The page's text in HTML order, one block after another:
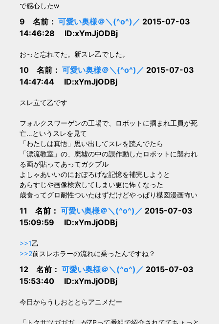
で感心したw
9 名前： 可愛い奥様＠＼(^o^)／ 2015-07-03
14:46:28 ID:xYmJjODBj
おっと忘れてた。新スレ乙でした。
10 名前： 可愛い奥様＠＼(^o^)／ 2015-07-03
14:47:44 ID:xYmJjODBj
スレ立て乙です
フォルクスワーゲンの工場で、ロボットに掴まれ工員が死
亡…というスレを見て
「わたしは真悟」思い出してスレを読んでたら
「漂流教室」の、廃墟の中の誤作動したロボットに襲われ
る画が貼ってあってガクブル
よしゃあいいのにおぼろげな記憶を補完しようと
あらすじや画像検索してしまい更に怖くなった
歳食ってグロ耐性ついたはずだけどやっぱり楳図漫画怖い
11 名前： 可愛い奥様＠＼(^o^)／ 2015-07-03
15:09:59 ID:xYmJjODBj
>>1乙
>>2前スレホラーの流れに乗ったんですね？
12 名前： 可愛い奥様＠＼(^o^)／ 2015-07-03
15:53:40 ID:xYmJjODBj
今日からうしおととらアニメだー
「トクサツガガガ」がZPって番組で紹介されててちょっと